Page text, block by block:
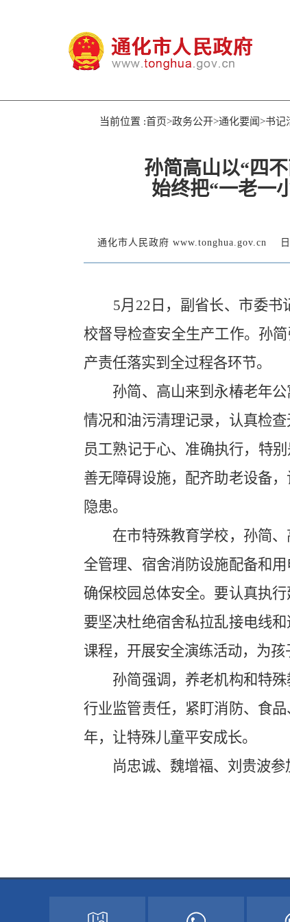
当前位置 :首页>政务公开>通化要闻>书记
孙简高山以“四
始终把“一老一
通化市人民政府 www.tonghua.gov.cn
5月22日，副省长、市委书记
校督导检查安全生产工作。孙
产责任落实到全过程各环节。
孙简、高山来到永椿老年公
情况和油污清理记录，认真检
员工熟记于心、准确执行，特
善无障碍设施，配齐助老设备
隐患。
在市特殊教育学校，孙简、
全管理、宿舍消防设施配备和
确保校园总体安全。要认真执
要坚决杜绝宿舍私拉乱接电线
课程，开展安全演练活动，为孩
孙简强调，养老机构和特殊
行业监管责任，紧盯消防、食
年，让特殊儿童平安成长。
尚忠诚、魏增福、刘贵波参